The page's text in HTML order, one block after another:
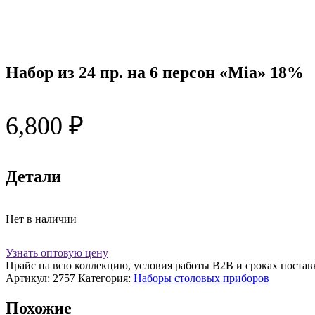
Набор из 24 пр. на 6 персон «Mia» 18%
6,800 ₽
Детали
Нет в наличии
Узнать оптовую цену
Прайс на всю коллекцию, условия работы В2В и сроках
Артикул: 2757 Категория: Наборы столовых приборов
Похожие